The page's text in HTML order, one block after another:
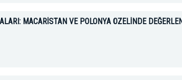
MACARİSTAN VE POLONYA ÖZELİNDE